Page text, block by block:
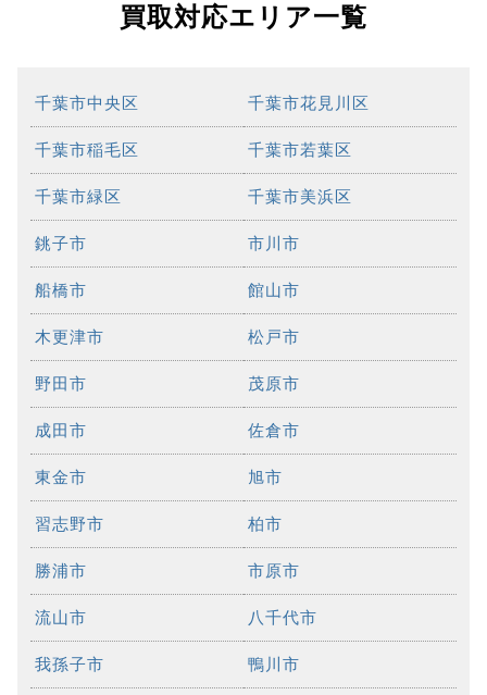
買取対応エリア一覧
千葉市中央区 千葉市花見川区
千葉市稲毛区 千葉市若葉区
千葉市緑区 千葉市美浜区
銚子市 市川市
船橋市 館山市
木更津市 松戸市
野田市 茂原市
成田市 佐倉市
東金市 旭市
習志野市 柏市
勝浦市 市原市
流山市 八千代市
我孫子市 鴨川市